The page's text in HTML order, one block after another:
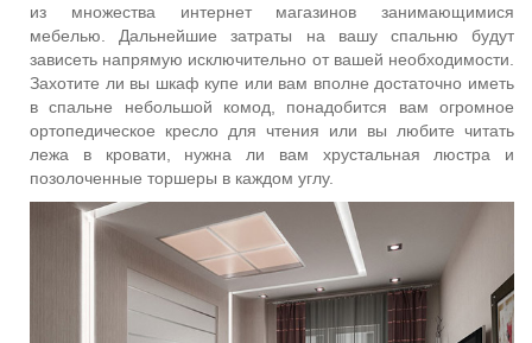
из множества интернет магазинов занимающимися
мебелью. Дальнейшие затраты на вашу спальню будут
зависеть напрямую исключительно от вашей необходимости.
Захотите ли вы шкаф купе или вам вполне достаточно иметь
в спальне небольшой комод, понадобится вам огромное
ортопедическое кресло для чтения или вы любите читать
лежа в кровати, нужна ли вам хрустальная люстра и
позолоченные торшеры в каждом углу.